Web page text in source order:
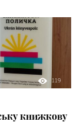
119
книжкову